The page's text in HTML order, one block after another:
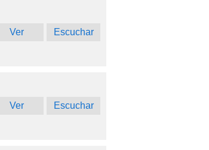
Ver Escuchar
Ver Escuchar